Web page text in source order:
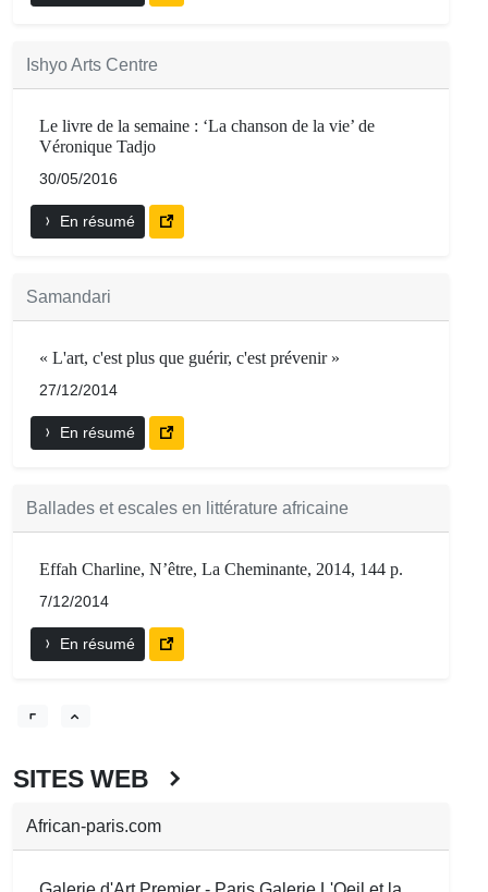
Ishyo Arts Centre
Le livre de la semaine : ‘La chanson de la vie’ de
Véronique Tadjo
30/05/2016
En résumé
Samandari
« L'art, c'est plus que guérir, c'est prévenir »
27/12/2014
En résumé
Ballades et escales en littérature africaine
Effah Charline, N’être, La Cheminante, 2014, 144 p.
7/12/2014
En résumé
SITES WEB
African-paris.com